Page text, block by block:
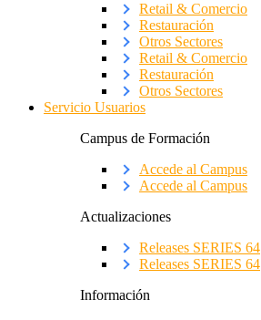
Retail & Comercio
Restauración
Otros Sectores
Retail & Comercio
Restauración
Otros Sectores
Servicio Usuarios
Campus de Formación
Accede al Campus
Accede al Campus
Actualizaciones
Releases SERIES 64
Releases SERIES 64
Información